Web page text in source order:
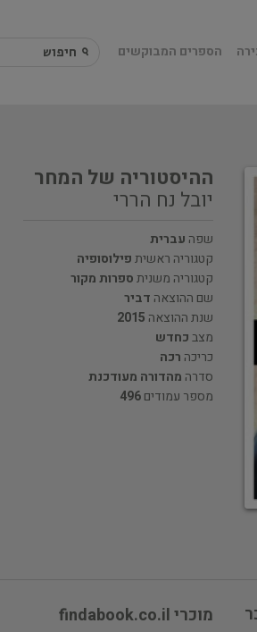
הספרים המבוקשים
ההיסטוריה של המחר
יובל נח הררי
שפה עברית
קטגוריה ראשיתפילוסופיה
קטגוריה משניתספרות מקור
שם ההוצאה דביר
שנת ההוצאה 2015
מצבכחדש
כריכה רכה
סדרה מהדורה מעודכנת
מספר עמודים496
מוכרי findabook.co.il